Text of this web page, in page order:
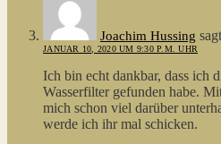
Joachim Hussing
JANUAR 10, 2020 UM 9:30 P.M. UHR
Ich bin echt dankbar, dass ich
Wasserfilter gefunden habe.
mich schon viel darüber
werde ich ihr mal schicken.